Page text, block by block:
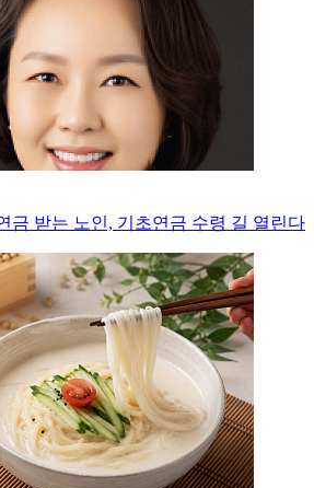
금 받는 노인, 기초연금 수령 길 열린다